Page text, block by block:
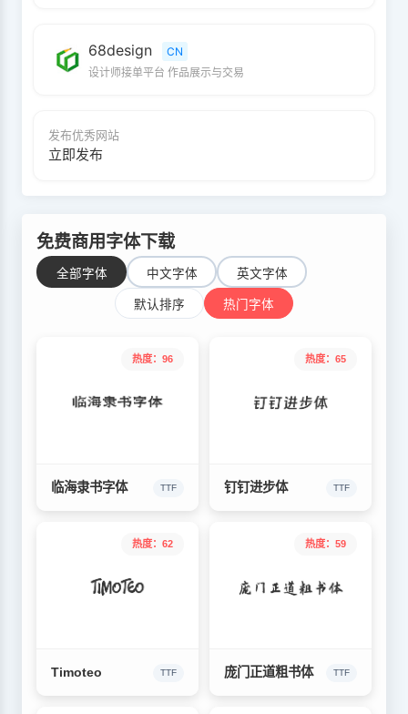
68design
CN
设计师接单平台 作品展示与交易
发布优秀网站
立即发布
免费商用字体下载
全部字体 中文字体 英文字体
默认排序 热门字体
热度：96
临海隶书字体 TTF
热度：65
钉钉进步体 TTF
热度：62
Timoteo TTF
热度：59
庞门正道粗书体 TTF